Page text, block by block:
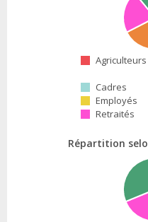
Agriculteurs
Cadres
Employés
Retraités
Répartition